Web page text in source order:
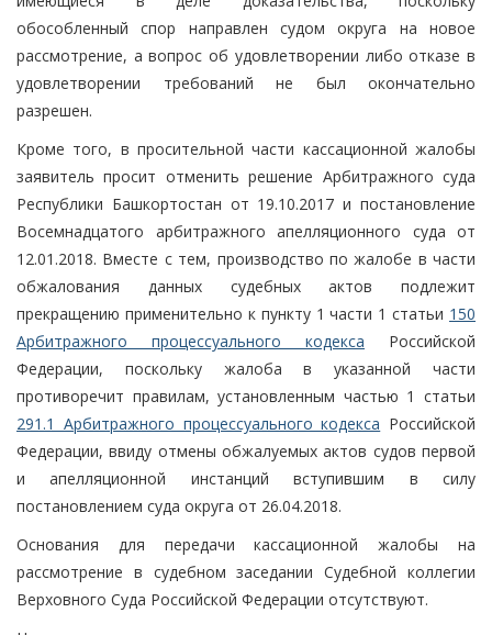
обособленный спор направлен судом округа на новое
рассмотрение, а вопрос об удовлетворении либо отказе в
удовлетворении требований не был окончательно
разрешен.
Кроме того, в просительной части кассационной жалобы
заявитель просит отменить решение Арбитражного суда
Республики Башкортостан от 19.10.2017 и постановление
Восемнадцатого арбитражного апелляционного суда от
12.01.2018. Вместе с тем, производство по жалобе в части
обжалования данных судебных актов подлежит
прекращению применительно к пункту 1 части 1 статьи 150
Арбитражного процессуального кодекса Российской
Федерации, поскольку жалоба в указанной части
противоречит правилам, установленным частью 1 статьи
291.1 Арбитражного процессуального кодекса Российской
Федерации, ввиду отмены обжалуемых актов судов первой
и апелляционной инстанций вступившим в силу
постановлением суда округа от 26.04.2018.
Основания для передачи кассационной жалобы на
рассмотрение в судебном заседании Судебной коллегии
Верховного Суда Российской Федерации отсутствуют.